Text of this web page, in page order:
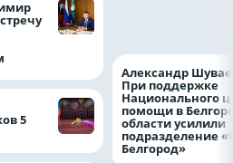
5
Александр
При поддержке
Национального
помощи в
области усилили
подразделение
Белгород»